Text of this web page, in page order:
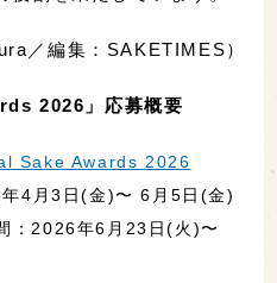
／編集：SAKETIMES）
2026」応募概要
Sake Awards 2026
4月3日(金)〜 6月5日(金)
：2026年6月23日(火)〜